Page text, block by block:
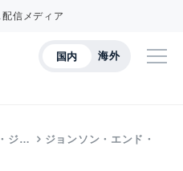
信メディア
国内 海外
ジ… ジョンソン・エンド・